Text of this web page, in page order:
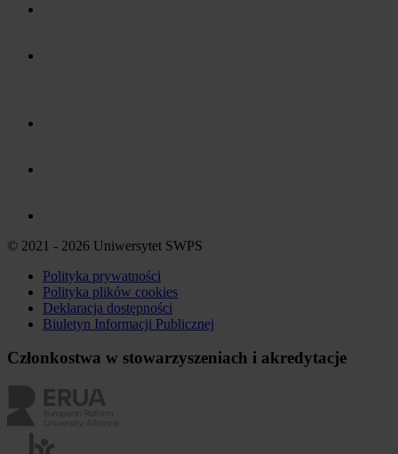
© 2021 - 2026 Uniwersytet SWPS
Polityka prywatności
Polityka plików cookies
Deklaracja dostępności
Biuletyn Informacji Publicznej
Członkostwa w stowarzyszeniach i akredytacje